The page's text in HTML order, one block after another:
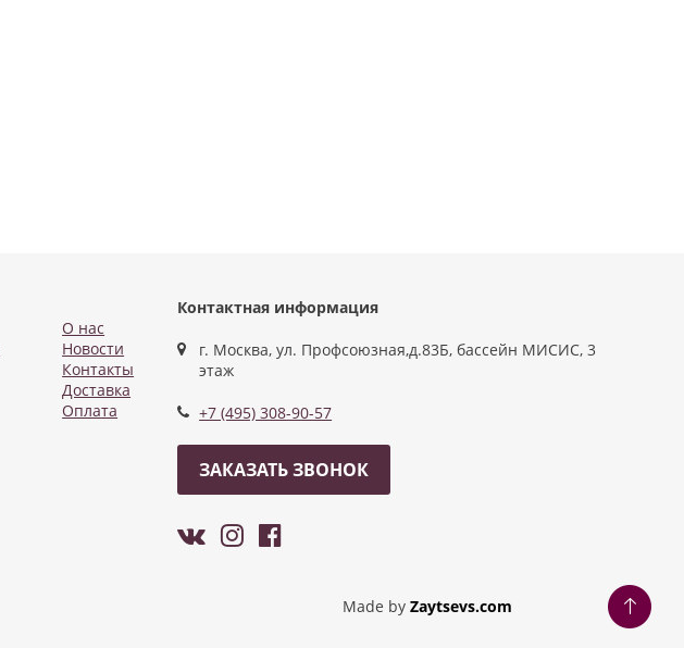
О нас
Новости
Контакты
Доставка
Оплата
Контактная информация
г. Москва, ул. Профсоюзная,д.83Б, бассейн МИСИС, 3
этаж
+7 (495) 308-90-57
ЗАКАЗАТЬ ЗВОНОК
Made by Zaytsevs.com